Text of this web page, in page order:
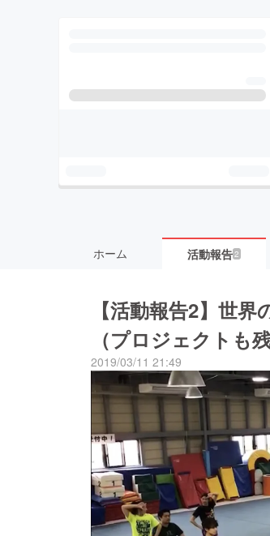
ホーム 活動報告2
【活動報告2】世
（プロジェクトも
2019/03/11 21:49